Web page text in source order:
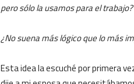
pero sólo la usamos para el trabajo?
¿No suena más lógico que lo más
Esta idea la escuché por primera